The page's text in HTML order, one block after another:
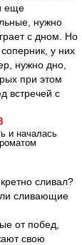
еще
нужно
с дном. Но
у них
нужно дно,
при этом
встречей с
и началась
сливал?
сливающие
от побед,
свою